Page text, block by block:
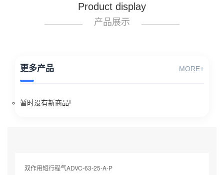
Product display
产品展示
更多产品 MORE+
暂时没有新商品!
双作用短行程气ADVC-63-25-A-P